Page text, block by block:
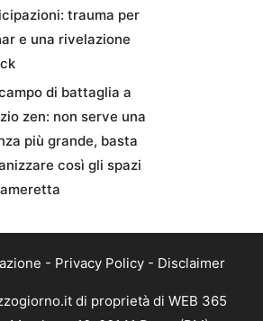
trauma per
e una rivelazione
di battaglia a
zen: non serve una
più grande, basta
così gli spazi
- Privacy Policy - Disclaimer
di proprietà di WEB 365